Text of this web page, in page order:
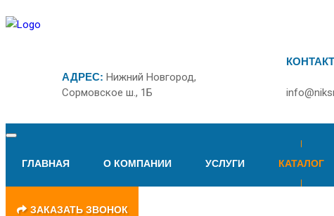
АДРЕС: Нижний Новгород,
Сормовское ш., 1Б
ГЛАВНАЯ О КОМПАНИИ УСЛУГИ КАТАЛОГ
ЗАКАЗАТЬ ЗВОНОК